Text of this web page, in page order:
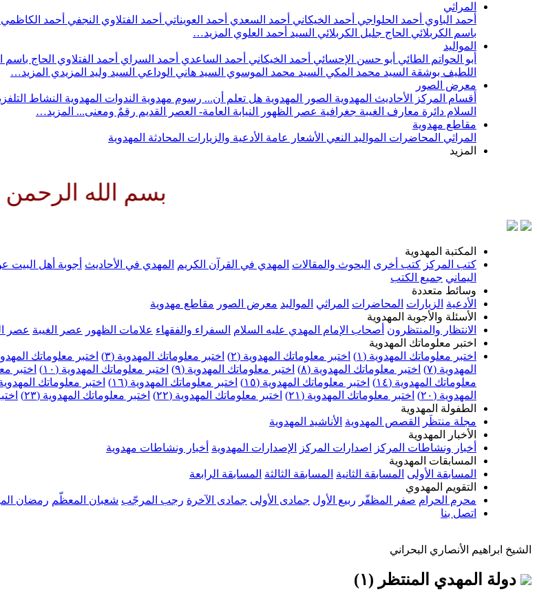
المراثي
أحمد الباوي أحمد الحلواجي أحمد الخيكاني أحمد السعدي أحمد العويناتي أحمد الفتلاوي النجفي أحمد الكاظمي
باسم الكربلائي الحاج جليل الكربلائي السيد أحمد العلوي المزيد…
المواليد
أبو الحواتم الطائي أبو حسن الإحسائي أحمد الخيكاني أحمد الساعدي أحمد السراي أحمد الفتلاوي الحاج باسم
اللطيف بوشقة السيد محمد المكي السيد محمد الموسوي السيد هاني الوداعي السيد وليد المزيدي المزيد…
معرض الصور
أقسام المركز
الأحاديث المهدوية الصور المهدوية هل تعلم أن... رسوم مهدوية الندوات المهدوية النشاط
السلام دائرة معارف الغيبة جغرافية عصر الظهور النيابة العامة- العصر القديم رقمٌ ومعنى... المزيد…
مقاطع مهدوية
المراثي المحاضرات المواليد النعي الأشعار عامة الأدعية والزيارات المحادثة المهدوية
المزيد
بسم الله الرحمن الرحيم
المكتبة المهدوية
كتب المركز كتب أخرى البحوث والمقالات المهدي في القرآن الكريم المهدي في الأحاديث أجوبة أهل البيت
اليماني جميع الكتب
وسائط متعددة
الأدعية الزيارات المحاضرات المراثي المواليد معرض الصور مقاطع مهدوية
الأسئلة والأجوبة المهدوية
الانتظار والمنتظرون أصحاب الإمام المهدي عليه السلام السفراء والفقهاء علامات الظهور عصر الغيبة عصر
اختبر معلوماتك المهدوية
اختبر معلوماتك المهدوية (١)
اختبر معلوماتك المهدوية (٢) اختبر معلوماتك المهدوية (٣) اختبر معلوماتك
المهدوية (٧)
اختبر معلوماتك المهدوية (٨) اختبر معلوماتك المهدوية (٩) اختبر معلوماتك المهدوية (١٠) اختبر
معلوماتك المهدوية (١٤)
اختبر معلوماتك المهدوية (١٥) اختبر معلوماتك المهدوية (١٦) اختبر معلوماتك المهدوية
المهدوية (٢٠)
اختبر معلوماتك المهدوية (٢١) اختبر معلوماتك المهدوية (٢٢) اختبر معلوماتك المهدوية (٢٣)
الطفولة المهدوية
مجلة منتظَر
القصص المهدوية الأناشيد المهدوية
الأخبار المهدوية
أخبار ونشاطات المركز
اصدارات المركز الإصدارات المهدوية أخبار ونشاطات مهدوية
المسابقات المهدوية
المسابقة الأولى المسابقة الثانية المسابقة الثالثة المسابقة الرابعة
التقويم المهدوي
محرم الحرام صفر المظفّر ربيع الأول جمادى الأولى جمادى الآخرة رجب المرجّب شعبان المعظّم رمضان
اتصل بنا
الشيخ ابراهيم الأنصاري البحراني
دولة المهدي المنتظر (١)